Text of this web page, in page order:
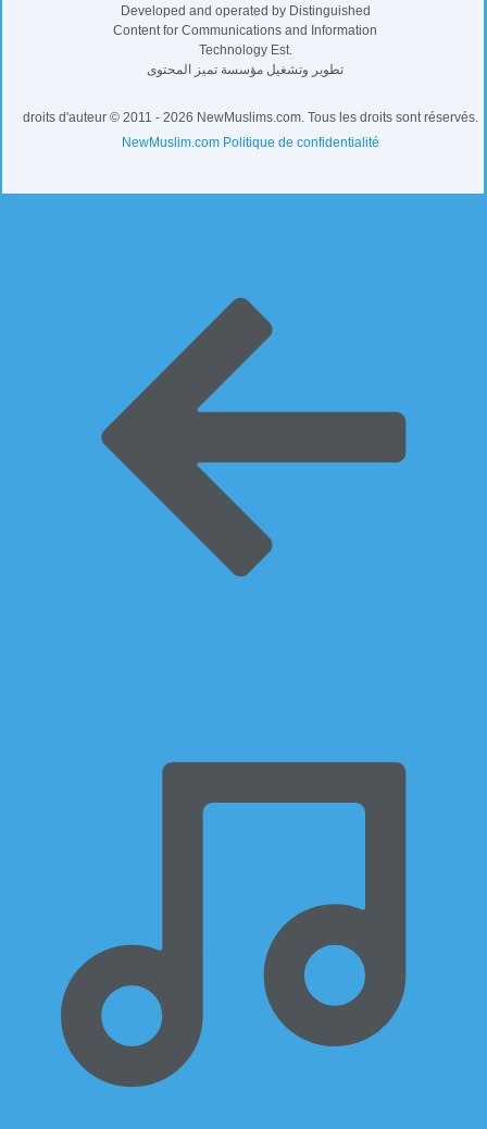
Developed and operated by Distinguished
Content for Communications and Information
Technology Est.
تطوير وتشغيل مؤسسة تميز المحتوى
droits d'auteur © 2011 - 2026 NewMuslims.com. Tous les droits sont réservés.
NewMuslim.com Politique de confidentialité